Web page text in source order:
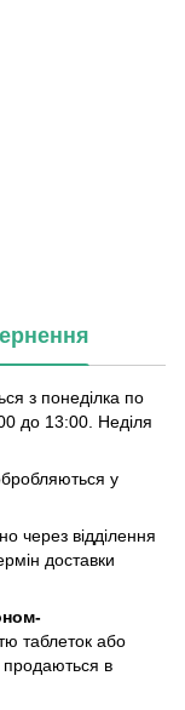
з понеділка по
до 13:00. Неділя
у
через відділення
доставки
таблеток або
продаються в